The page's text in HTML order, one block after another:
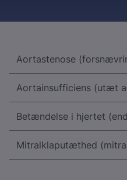
Aortastenose
Aortainsufficiens (utæt
Betændelse i hjertet
Mitralklaputæthed